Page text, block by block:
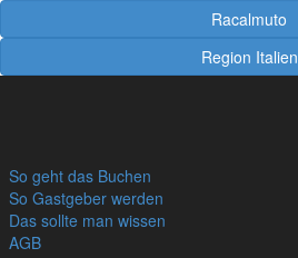
Racalmuto
Region Italien
So geht das Buchen
So Gastgeber werden
Das sollte man wissen
AGB